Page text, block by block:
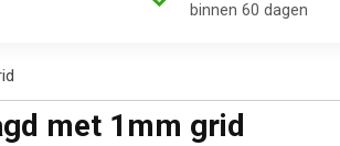
binnen 60 dagen
met 1mm grid